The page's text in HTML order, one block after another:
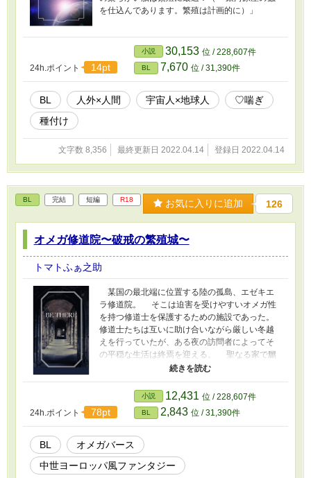
を仕込んであります。繁殖は計画的に）」
24h.ポイント 14pt
小説 30,153 位 / 228,607件
BL 7,670 位 / 31,390件
BL 人外×人間 宇宙人×地球人
♡喘ぎ
種付け
文字数 8,356 最終更新日 2022.04.14 登録日 2022.04.14
BL 完結 短編 R18 お気に入りに追加 126
オメガ修道院〜破戒の繁殖城〜
トマトふぁ之助
某国の最北端に位置する陸の孤島、エゼキエ
ラ修道院。 そこは迫害を受けやすいオメガ性
を持つ修道士を保護するための施設であった。
修道士たちは互いに助け合いながら厳しい冬越
えを行っていたが、ある夜の訪問者によってそ
の平穏な生活は終焉を迎える。 聖なる家で嬲
られる哀れな修道士たち。アルファ性の兵士の
みで構成された王家の私設部隊が逃げ場のない
極寒の城を蹂躙し尽くしていく。その裏に棲ま
うものの正体とは。
24h.ポイント
78pt
小説 12,431 位 / 228,607件
BL 2,843 位 / 31,390件
BL
オメガバース
中世ヨーロッパ風ファンタジー